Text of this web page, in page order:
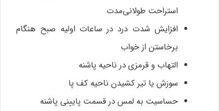
استراحت طولانی‌مدت
افزایش شدت درد در ساعات اولیه صبح هنگام
برخاستن از خواب
التهاب و قرمزی در ناحیه پاشنه
سوزش یا تیر کشیدن ناحیه کف پا
حساسیت به لمس در قسمت پایینی پاشنه